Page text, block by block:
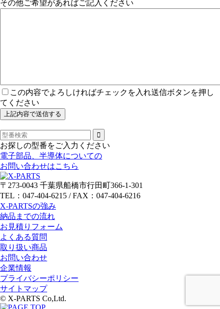
その他ご希望があればご記入ください
この内容でよろしければチェックを入れ送信ボタンを押し
てください
お探しの型番をご入力ください
電子部品、半導体についての
お問い合わせはこちら
〒273-0043 千葉県船橋市行田町366-1-301
TEL：047-404-6215 / FAX：047-404-6216
X-PARTSの強み
納品までの流れ
お見積りフォーム
よくある質問
取り扱い商品
お問い合わせ
企業情報
プライバシーポリシー
サイトマップ
© X-PARTS Co,Ltd.